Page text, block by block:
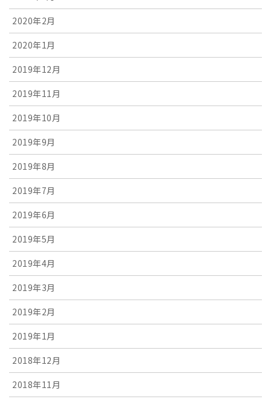
2020年2月
2020年1月
2019年12月
2019年11月
2019年10月
2019年9月
2019年8月
2019年7月
2019年6月
2019年5月
2019年4月
2019年3月
2019年2月
2019年1月
2018年12月
2018年11月